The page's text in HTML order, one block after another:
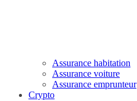
Assurance habitation
Assurance voiture
Assurance emprunteur
Crypto